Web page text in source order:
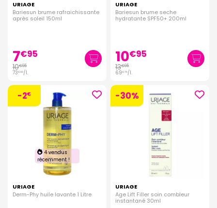
URIAGE
Bariesun brume rafraichissante
après soleil 150ml
7€95
10€95
73€00/l.
URIAGE
Bariesun brume seche
hydratante SPF50+ 200ml
10€95
13€95
69€75/l.
-2€
4 vendus
récemment !
URIAGE
Derm-Phy huile lavante 1 Litre
-30%
URIAGE
Age Lift Filler soin combleur
instantané 30ml